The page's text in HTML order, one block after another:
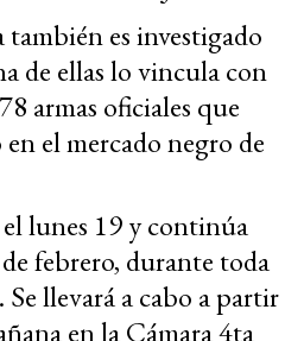
también es investigado
de ellas lo vincula con
armas oficiales que
el mercado negro de
lunes 19 y continúa
febrero, durante toda
Se llevará a cabo a partir
en la Cámara 4ta